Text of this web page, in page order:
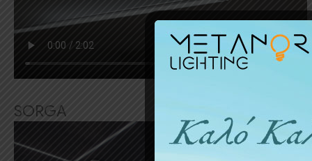
SORGA